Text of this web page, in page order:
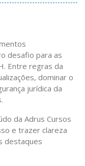
desafio para as
Entre regras da
dominar o
jurídica da
da Adrus Cursos
e trazer clareza
destaques